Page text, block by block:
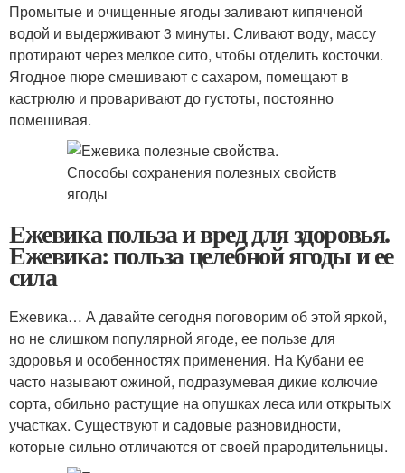
Промытые и очищенные ягоды заливают кипяченой
водой и выдерживают 3 минуты. Сливают воду, массу
протирают через мелкое сито, чтобы отделить косточки.
Ягодное пюре смешивают с сахаром, помещают в
кастрюлю и проваривают до густоты, постоянно
помешивая.
Ежевика польза и вред для здоровья.
Ежевика: польза целебной ягоды и ее
сила
Ежевика… А давайте сегодня поговорим об этой яркой,
но не слишком популярной ягоде, ее пользе для
здоровья и особенностях применения. На Кубани ее
часто называют ожиной, подразумевая дикие колючие
сорта, обильно растущие на опушках леса или открытых
участках. Существуют и садовые разновидности,
которые сильно отличаются от своей прародительницы.